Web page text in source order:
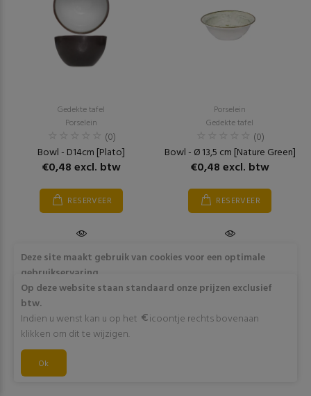
Gedekte tafel
Porselein
(0)
Bowl - D14cm [Plato]
€0,48 excl. btw
RESERVEER
Porselein
Gedekte tafel
(0)
Bowl - Ø 13,5 cm [Nature Green]
€0,48 excl. btw
RESERVEER
Deze site maakt gebruik van cookies voor een optimale
gebruikservaring
Door op "Akkoord" te klikken of verder gebruik te maken
van deze website gaat stemt u in met het gebruik van deze
cookies. Wens je meer info omtrent deze cookies? Klik dan
op "Meer info".
Akkoord
Op deze website staan standaard onze prijzen exclusief
btw.
Indien u wenst kan u op het
icoontje rechts bovenaan
klikken om dit te wijzigen.
Ok